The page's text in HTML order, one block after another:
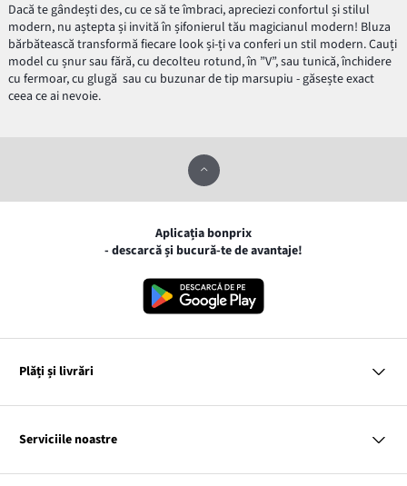
Dacă te gândești des, cu ce să te îmbraci, apreciezi confortul și stilul
modern, nu aștepta și invită în șifonierul tău magicianul modern! Bluza
bărbătească transformă fiecare look și-ți va conferi un stil modern. Cauți
model cu șnur sau fără, cu decolteu rotund, în ”V”, sau tunică, închidere
cu fermoar, cu glugă sau cu buzunar de tip marsupiu - găsește exact
ceea ce ai nevoie.
Aplicația bonprix
- descarcă și bucură-te de avantaje!
Plăți și livrări
VISA
Serviciile noastre